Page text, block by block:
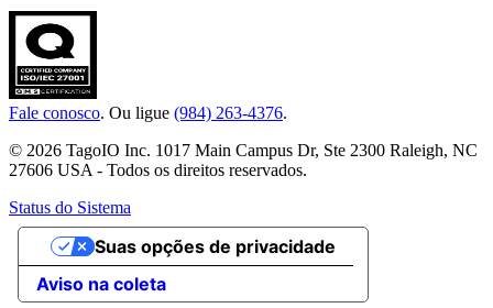
Fale conosco. Ou ligue (984) 263-4376.
© 2026 TagoIO Inc. 1017 Main Campus Dr, Ste 2300 Raleigh, NC
27606 USA - Todos os direitos reservados.
Status do Sistema
Aviso na coleta
Suas opções de privacidade